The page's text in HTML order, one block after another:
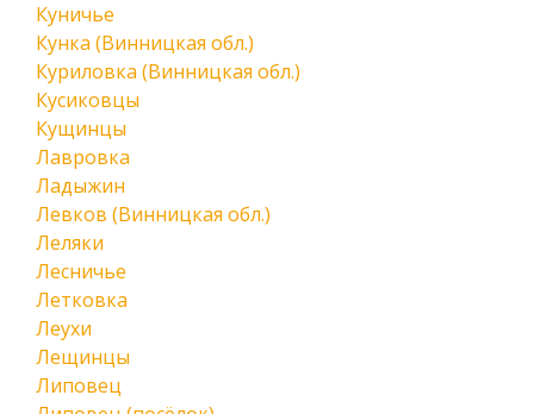
Куничье
Кунка (Винницкая обл.)
Куриловка (Винницкая обл.)
Кусиковцы
Кущинцы
Лавровка
Ладыжин
Левков (Винницкая обл.)
Леляки
Лесничье
Летковка
Леухи
Лещинцы
Липовец